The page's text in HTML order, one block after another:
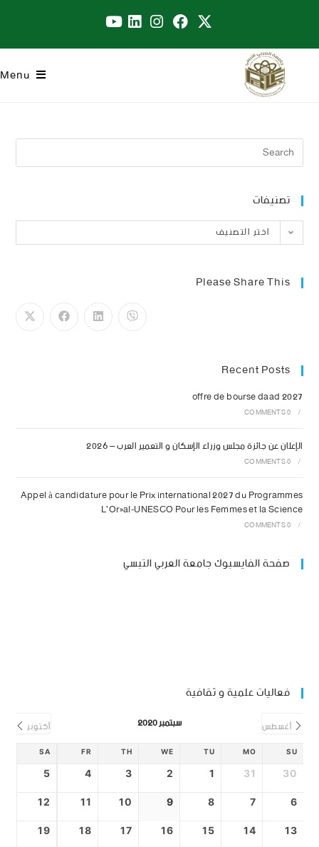
Menu
تصنيفات
اختر التصنيف
Please Share This
Recent Posts
offre de bourse daad 2027
/
0 COMMENTS
الإعلان عن جائزة مجلس وزراء الإسكان و التعمير العرب – 2026
/
0 COMMENTS
Appel à candidature pour le Prix international 2027 du Programmes
L’Oréal-UNESCO Pour les Femmes et la Science
/
0 COMMENTS
صفحة الفايسبوك جامعة العربي التبسي
فعاليات علمية و ثقافية
أغسطس سبتمبر 2020 أكتوبر
SU
MO
TU
WE
TH
FR
SA
30
31
1
2
3
4
5
6
7
8
9
10
11
12
13
14
15
16
17
18
19